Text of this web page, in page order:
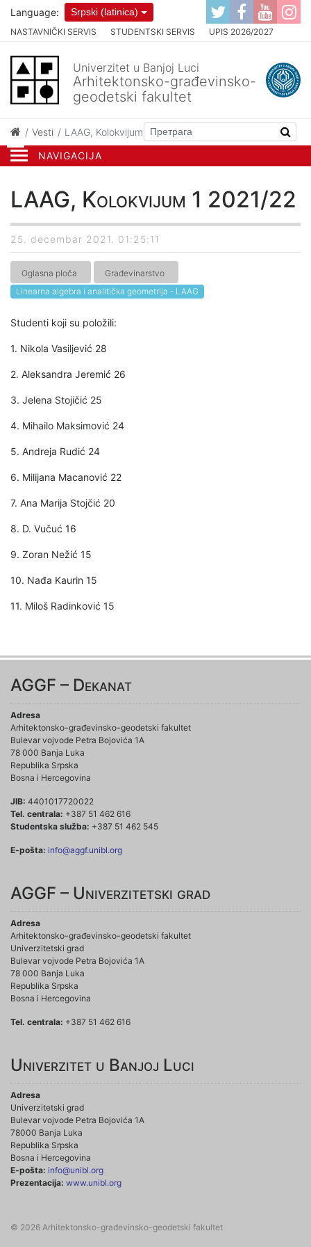
NAVIGACIJA
NASTAVNIČKI SERVIS STUDENTSKI SERVIS UPIS 2026/2027
Language: Srpski (latinica)
Univerzitet u Banjoj Luci
Arhitektonsko-građevinsko-
geodetski fakultet
Vesti LAAG, Kolokvijum 1 2021/22
LAAG, Kolokvijum 1 2021/22
25. decembar 2021. 01:25:11
Oglasna ploča
Građevinarstvo
Linearna algebra i analitička geometrija - LAAG
Studenti koji su položili:
1. Nikola Vasiljević 28
2. Aleksandra Jeremić 26
3. Jelena Stojičić 25
4. Mihailo Maksimović 24
5. Andreja Rudić 24
6. Milijana Macanović 22
7. Ana Marija Stojčić 20
8. D. Vučuć 16
9. Zoran Nežić 15
10. Nađa Kaurin 15
11. Miloš Radinković 15
AGGF – Dekanat
Adresa
Arhitektonsko-građevinsko-geodetski fakultet
Bulevar vojvode Petra Bojovića 1A
78 000 Banja Luka
Republika Srpska
Bosna i Hercegovina
JIB: 4401017720022
Tel. centrala: +387 51 462 616
Studentska služba: +387 51 462 545
E-pošta: info@aggf.unibl.org
AGGF – Univerzitetski grad
Adresa
Arhitektonsko-građevinsko-geodetski fakultet
Univerzitetski grad
Bulevar vojvode Petra Bojovića 1A
78 000 Banja Luka
Republika Srpska
Bosna i Hercegovina
Tel. centrala: +387 51 462 616
Univerzitet u Banjoj Luci
Adresa
Univerzitetski grad
Bulevar vojvode Petra Bojovića 1A
78000 Banja Luka
Republika Srpska
Bosna i Hercegovina
E-pošta: info@unibl.org
Prezentacija: www.unibl.org
© 2026 Arhitektonsko-građevinsko-geodetski fakultet